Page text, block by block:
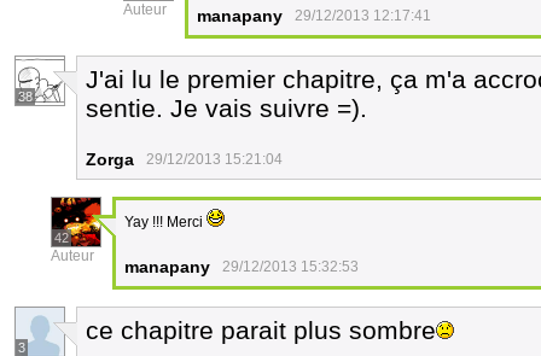
Auteur manapany 29/12/2013 12:17:41
38
J'ai lu le premier chapitre, ça m'a
sentie. Je vais suivre =).
Zorga 29/12/2013 15:21:04
42
Auteur
Yay !!! Merci
manapany 29/12/2013 15:32:53
3
ce chapitre parait plus sombre